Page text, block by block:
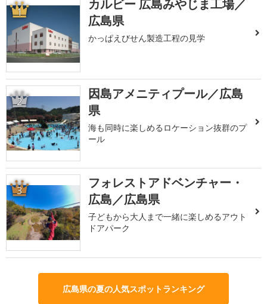
1
カルビー 広島みやじま工場／
広島県
かっぱえびせん製造工程の見学
2
因島アメニティプール／広島
県
海も同時に楽しめるロケーション抜群のプ
ール
3
フォレストアドベンチャー・
広島／広島県
子どもから大人まで一緒に楽しめるアウト
ドアパーク
広島県の夏の人気スポットランキング